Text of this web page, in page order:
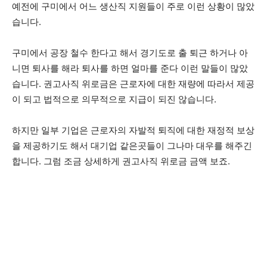
예전에 구미에서 어느 생산직 지원들이 주로 이런 상황이 많았
습니다.
구미에서 공장 철수 한다고 해서 경기도로 출 퇴근 하거나 아
니면 퇴사를 해라 퇴사를 하면 얼마를 준다 이런 말들이 많았
습니다. 권고사직 위로금은 근로자에 대한 재량에 따라서 제공
이 되고 법적으로 의무적으로 지급이 되진 않습니다.
하지만 일부 기업은 근로자의 자발적 퇴직에 대한 재정적 보상
을 제공하기도 해서 대기업 같은곳들이 그나마 대우를 해주긴
합니다. 그럼 조금 상세하게 권고사직 위로금 금액 보죠.